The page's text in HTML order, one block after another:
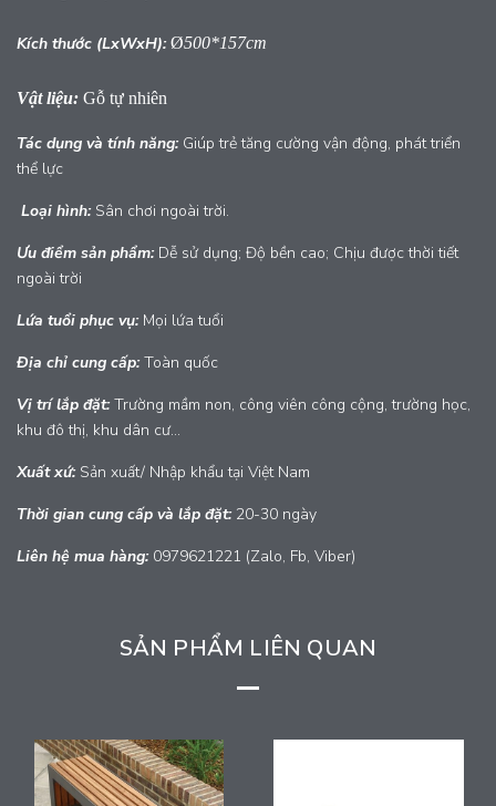
Kích thước (LxWxH):Ø500*157cm
Vật liệu: Gỗ tự nhiên
Tác dụng và tính năng: Giúp trẻ tăng cường vận động, phát triển
thể lực
Loại hình:Sân chơi ngoài trời.
Ưu điểm sản phẩm:Dễ sử dụng; Độ bền cao; Chịu được thời tiết
ngoài trời
Lứa tuổi phục vụ:Mọi lứa tuổi
Địa chỉ cung cấp:Toàn quốc
Vị trí lắp đặt:Trường mầm non, công viên công cộng, trường học,
khu đô thị, khu dân cư...
Xuất xứ:Sản xuất/ Nhập khẩu tại Việt Nam
Thời gian cung cấp và lắp đặt: 20-30 ngày
Liên hệ mua hàng: 0979621221 (Zalo, Fb, Viber)
SẢN PHẨM LIÊN QUAN